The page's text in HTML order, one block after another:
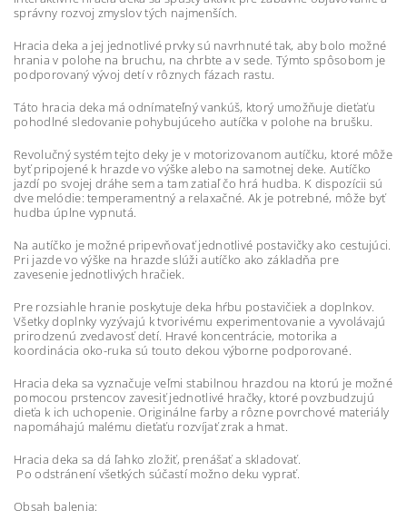
správny rozvoj zmyslov tých najmenších.
Hracia deka a jej jednotlivé prvky sú navrhnuté tak, aby bolo možné
hrania v polohe na bruchu, na chrbte a v sede. Týmto spôsobom je
podporovaný vývoj detí v rôznych fázach rastu.
Táto hracia deka má odnímateľný vankúš, ktorý umožňuje dieťaťu
pohodlné sledovanie pohybujúceho autíčka v polohe na brušku.
Revolučný systém tejto deky je v motorizovanom autíčku, ktoré môže
byť pripojené k hrazde vo výške alebo na samotnej deke. Autíčko
jazdí po svojej dráhe sem a tam zatiaľ čo hrá hudba. K dispozícii sú
dve melódie: temperamentný a relaxačné. Ak je potrebné, môže byť
hudba úplne vypnutá.
Na autíčko je možné pripevňovať jednotlivé postavičky ako cestujúci.
Pri jazde vo výške na hrazde slúži autíčko ako základňa pre
zavesenie jednotlivých hračiek.
Pre rozsiahle hranie poskytuje deka hŕbu postavičiek a doplnkov.
Všetky doplnky vyzývajú k tvorivému experimentovanie a vyvolávajú
prirodzenú zvedavosť detí. Hravé koncentrácie, motorika a
koordinácia oko-ruka sú touto dekou výborne podporované.
Hracia deka sa vyznačuje veľmi stabilnou hrazdou na ktorú je možné
pomocou prstencov zavesiť jednotlivé hračky, ktoré povzbudzujú
dieťa k ich uchopenie. Originálne farby a rôzne povrchové materiály
napomáhajú malému dieťaťu rozvíjať zrak a hmat.
Hracia deka sa dá ľahko zložiť, prenášať a skladovať.
Po odstránení všetkých súčastí možno deku vyprať.
Obsah balenia: